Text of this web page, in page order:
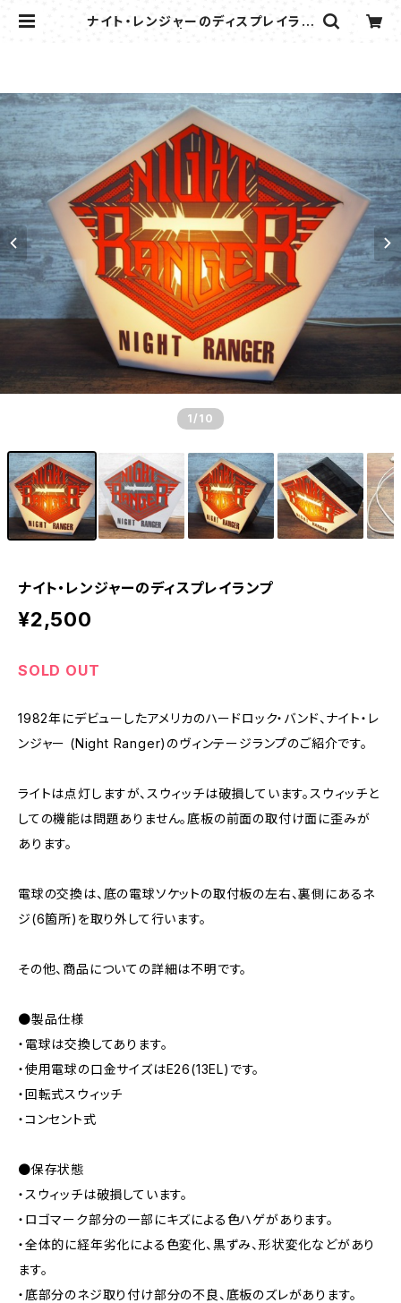
ナイト・レンジャーのディスプレイラン
1 /10
ナイト・レンジャーのディスプレイランプ
¥2,500
SOLD OUT
1982年にデビューしたアメリカのハードロック・バンド、ナイト・レ
ンジャー (Night Ranger)のヴィンテージランプのご紹介です。
ライトは点灯しますが、スウィッチは破損しています。スウィッチと
しての機能は問題ありません。底板の前面の取付け面に歪みが
あります。
電球の交換は、底の電球ソケットの取付板の左右、裏側にあるネ
ジ(6箇所)を取り外して行います。
その他、商品についての詳細は不明です。
●製品仕様
・電球は交換してあります。
・使用電球の口金サイズはE26(13EL)です。
・回転式スウィッチ
・コンセント式
●保存状態
・スウィッチは破損しています。
・ロゴマーク部分の一部にキズによる色ハゲがあります。
・全体的に経年劣化による色変化、黒ずみ、形状変化などがあり
ます。
・底部分のネジ取り付け部分の不良、底板のズレがあります。